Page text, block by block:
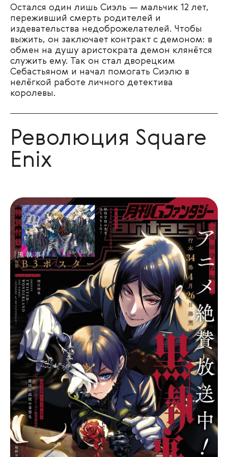
Остался один лишь Сиэль — мальчик 12 лет,
переживший смерть родителей и
издевательства недоброжелателей. Чтобы
выжить, он заключает контракт с демоном: в
обмен на душу аристократа демон клянётся
служить ему. Так он стал дворецким
Себастьяном и начал помогать Сиэлю в
нелёгкой работе личного детектива
королевы.
Революция Square
Enix